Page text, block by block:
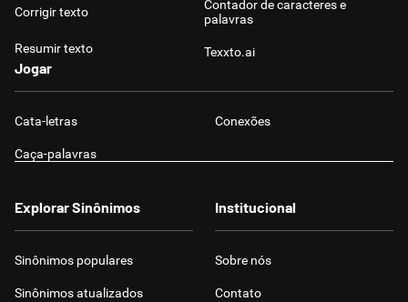
Cata-letras
Conexões
Caça-palavras
Sinônimos
Corrigir texto
Resumir texto
Contador de caracteres e
palavras
Texxto.ai
Jogar
Cata-letras Conexões
Caça-palavras
Explorar Sinônimos
Sinônimos populares
Sinônimos atualizados
Institucional
Sobre nós
Contato